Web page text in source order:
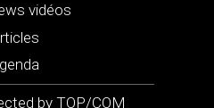
vidéos
by TOP/COM